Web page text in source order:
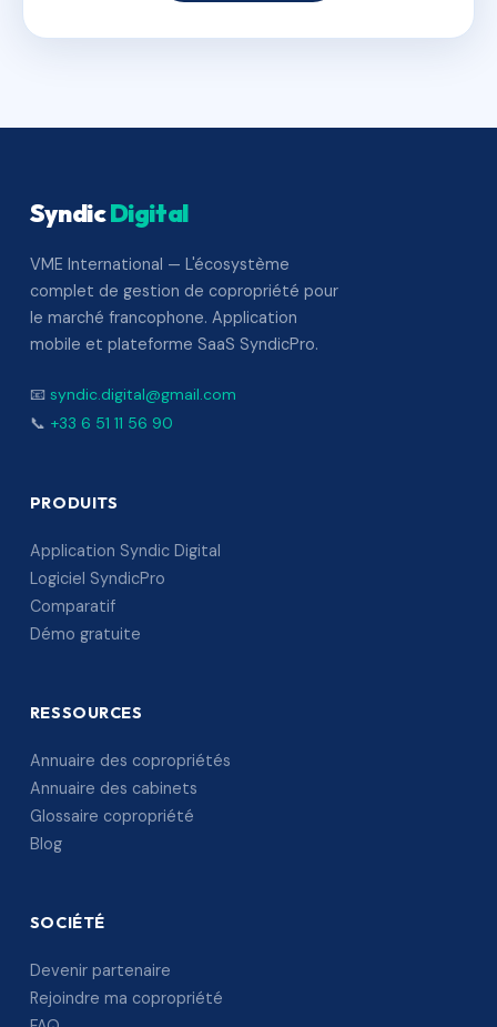
SyndicDigital
VME International — L'écosystème
complet de gestion de copropriété pour
le marché francophone. Application
mobile et plateforme SaaS SyndicPro.
📧 syndic.digital@gmail.com
📞 +33 6 51 11 56 90
PRODUITS
Application Syndic Digital
Logiciel SyndicPro
Comparatif
Démo gratuite
RESSOURCES
Annuaire des copropriétés
Annuaire des cabinets
Glossaire copropriété
Blog
SOCIÉTÉ
Devenir partenaire
Rejoindre ma copropriété